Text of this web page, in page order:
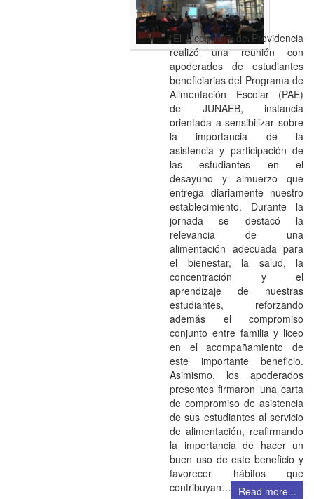
"El Liceo N°7 de Providencia
realizó una reunión con
apoderados de estudiantes
beneficiarias del Programa de
Alimentación Escolar (PAE)
de JUNAEB, instancia
orientada a sensibilizar sobre
la importancia de la
asistencia y participación de
las estudiantes en el
desayuno y almuerzo que
entrega diariamente nuestro
establecimiento. Durante la
jornada se destacó la
relevancia de una
alimentación adecuada para
el bienestar, la salud, la
concentración y el
aprendizaje de nuestras
estudiantes, reforzando
además el compromiso
conjunto entre familia y liceo
en el acompañamiento de
este importante beneficio.
Asimismo, los apoderados
presentes firmaron una carta
de compromiso de asistencia
de sus estudiantes al servicio
de alimentación, reafirmando
la importancia de hacer un
buen uso de este beneficio y
favorecer hábitos que
contribuyan… Read more...